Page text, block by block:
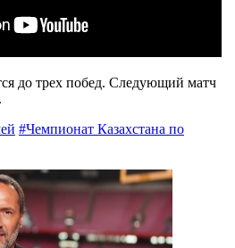
до трех побед. Следующий матч
#Чемпионат Казахстана по